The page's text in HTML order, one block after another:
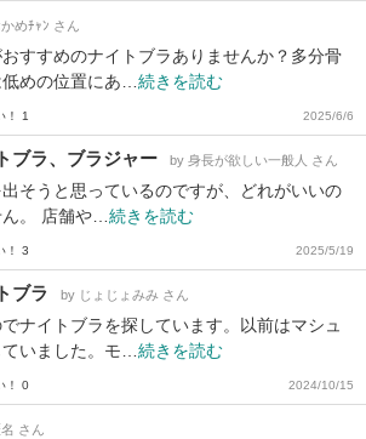
めﾁｬﾝ さん
すすめのナイトブラありませんか？多分骨
めの位置にあ… 続きを読む
！ 1 2025/6/6
ブラ、ブラジャー by 身長が欲しい一般人 さん
そうと思っているのですが、どれがいいの
。 店舗や… 続きを読む
！ 3 2025/5/19
ブラ by じょじょみみ さん
ナイトブラを探しています。以前はマシュ
いました。モ… 続きを読む
！ 0 2024/10/15
さん